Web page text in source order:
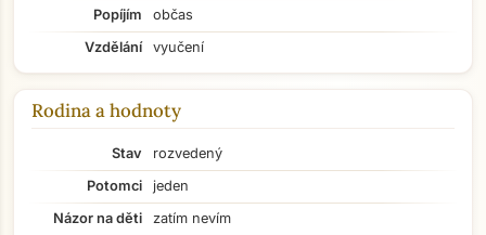
Popíjím
občas
Vzdělání
vyučení
Rodina a hodnoty
Stav
rozvedený
Potomci
jeden
Názor na děti
zatím nevím